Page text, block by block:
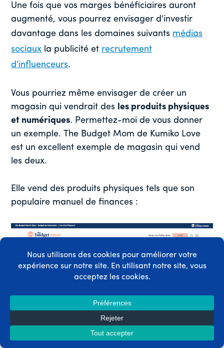
Une fois que vos marges bénéficiaires auront
augmenté, vous pourrez envisager d'investir
davantage dans les domaines suivants médias
sociaux la publicité et recrutement
d'influenceurs.
Vous pourriez même envisager de créer un
magasin qui vendrait des les produits physiques
et numériques. Permettez-moi de vous donner
un exemple. The Budget Mom de Kumiko Love
est un excellent exemple de magasin qui vend
les deux.
Elle vend des produits physiques tels que son
populaire manuel de finances :